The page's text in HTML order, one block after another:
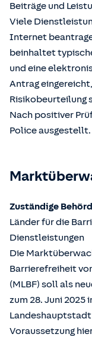
Beiträge und
Viele
Internet
beinhaltet
und eine
Antrag
Risikobeurteilung
Nach positiver
Police ausgestellt.
Zuständige
Länder für die
Dienstleistungen
Die
Barrierefreiheit
(MLBF) soll als
zum 28. Juni 2025
Landeshauptstadt
Voraussetzung